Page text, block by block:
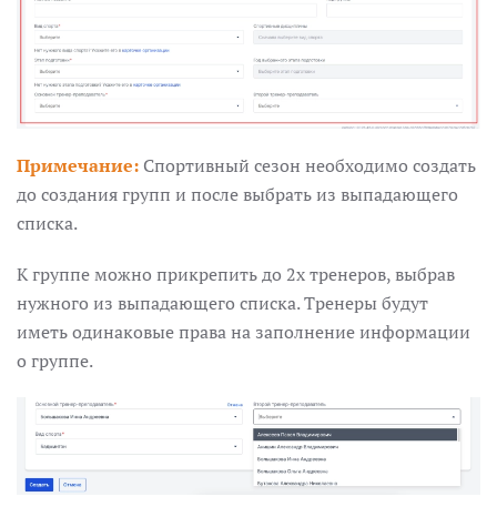
Примечание: Спортивный сезон необходимо создать
до создания групп и после выбрать из выпадающего
списка.
К группе можно прикрепить до 2х тренеров, выбрав
нужного из выпадающего списка. Тренеры будут
иметь одинаковые права на заполнение информации
о группе.